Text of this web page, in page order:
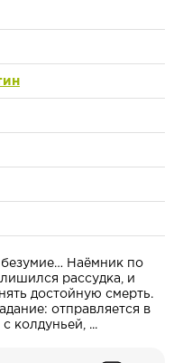
безумие… Наёмник по
рассудка, и
достойную смерть.
отправляется в
колдуньей, ...